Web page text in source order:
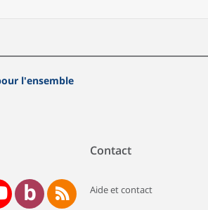
l'ensemble
Contact
Aide et contact